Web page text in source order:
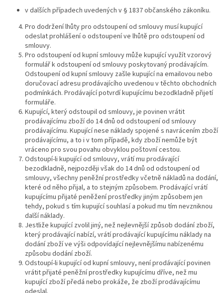
v dalších případech uvedených v § 1837 občanského zákoníku.
Pro dodržení lhůty pro odstoupení od smlouvy musí kupující
odeslat prohlášení o odstoupení ve lhůtě pro odstoupení od
smlouvy.
Pro odstoupení od kupní smlouvy může kupující využít vzorový
formulář k odstoupení od smlouvy poskytovaný prodávajícím.
Odstoupení od kupní smlouvy zašle kupující na emailovou nebo
doručovací adresu prodávajícího uvedenou v těchto obchodních
podmínkách. Prodávající potvrdí kupujícímu bezodkladně přijetí
formuláře.
Kupující, který odstoupil od smlouvy, je povinen vrátit
prodávajícímu zboží do 14 dnů od odstoupení od smlouvy
prodávajícímu. Kupující nese náklady spojené s navrácením zboží
prodávajícímu, a to i v tom případě, kdy zboží nemůže být
vráceno pro svou povahu obvyklou poštovní cestou.
Odstoupí-li kupující od smlouvy, vrátí mu prodávající
bezodkladně, nejpozději však do 14 dnů od odstoupení od
smlouvy, všechny peněžní prostředky včetně nákladů na dodání,
které od něho přijal, a to stejným způsobem. Prodávající vrátí
kupujícímu přijaté peněžení prostředky jiným způsobem jen
tehdy, pokud s tím kupující souhlasí a pokud mu tím nevzniknou
další náklady.
Jestliže kupující zvolil jiný, než nejlevnější způsob dodání zboží,
který prodávající nabízí, vrátí prodávající kupujícímu náklady na
dodání zboží ve výši odpovídající nejlevnějšímu nabízenému
způsobu dodání zboží.
Odstoupí-li kupující od kupní smlouvy, není prodávající povinen
vrátit přijaté peněžní prostředky kupujícímu dříve, než mu
kupující zboží předá nebo prokáže, že zboží prodávajícímu